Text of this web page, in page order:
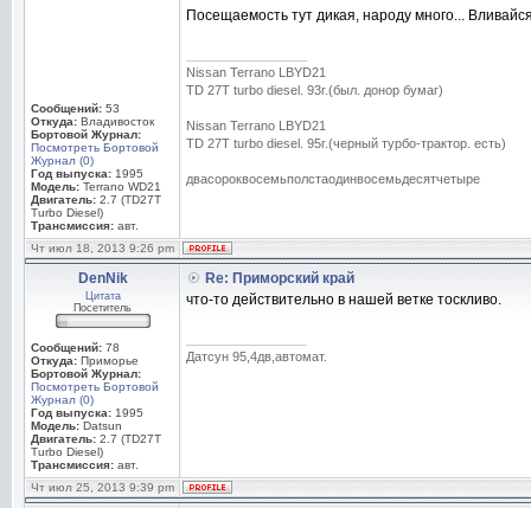
Сообщений: 53
Откуда: Владивосток
Бортовой Журнал:
Посмотреть Бортовой
Журнал (0)
Год выпуска: 1995
Модель: Terrano WD21
Двигатель: 2.7 (TD27T
Turbo Diesel)
Трансмиссия: авт.
Посещаемость тут дикая, народу много...
Nissan Terrano LBYD21
TD 27T turbo diesel. 93г.(был. донор бумаг)
Nissan Terrano LBYD21
TD 27T turbo diesel. 95г.(черный турбо-трактор. есть)
двасороквосемьполстаодинвосемьдесятчетыре
Чт июл 18, 2013 9:26 pm
DenNik
Цитата
Посетитель
Сообщений: 78
Откуда: Приморье
Бортовой Журнал:
Посмотреть Бортовой
Журнал (0)
Год выпуска: 1995
Модель: Datsun
Двигатель: 2.7 (TD27T
Turbo Diesel)
Трансмиссия: авт.
Re: Приморский край
что-то действительно в нашей ветке тоскливо.
Датсун 95,4дв,автомат.
Чт июл 25, 2013 9:39 pm